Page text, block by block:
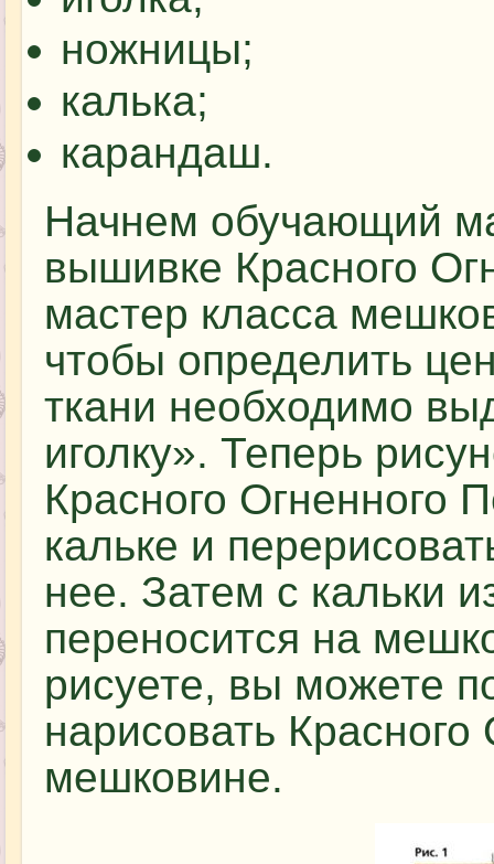
ножницы;
калька;
карандаш.
Начнем обучающий
вышивке Красного
мастер класса
чтобы определить
ткани необходимо
иголку». Теперь
Красного Огненного
кальке и
нее. Затем с кальки
переносится на
рисуете, вы можете
нарисовать
мешковине.